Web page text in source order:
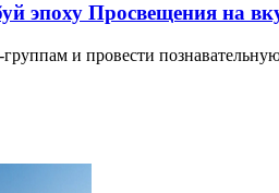
эпоху Просвещения на
и провести познавательную